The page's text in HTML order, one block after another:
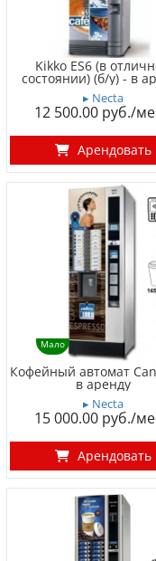
Kikko ES6 (в
состоянии) (б/у) - в
▸ Necta
12 500.00
Арендовать
Мало
Кофейный автомат
в аренду
▸ Necta
15 000.00
Арендовать